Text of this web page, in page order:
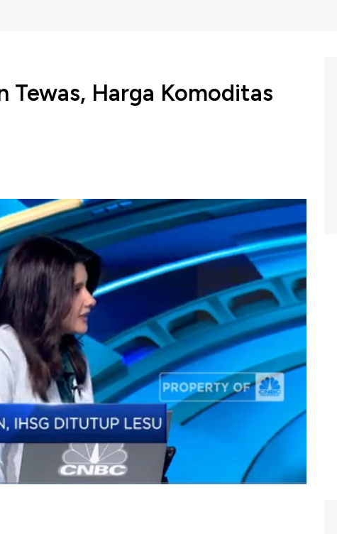
Tewas, Harga Komoditas
Ebrahim Raisi dinyatakan tewas setelah mengalami
terhadap pasar komoditas dunia?
M. Reza Ilham Taufani menuturkan tewasnya Presiden
masih ada tensi geopolitik yang terjadi.
rely.
bersama Equity Analyst CNBC Indonesia Research M.
Bell CNBC Indonesia, Senin (20/05/2024).
iran #komoditas #minyak